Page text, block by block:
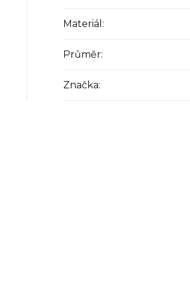
Materiál :
Průměr:
Značka: